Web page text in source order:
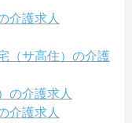
介護求人
（サ高住）の介護
の介護求人
介護求人